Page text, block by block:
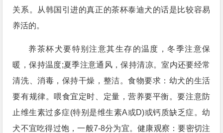
关系。从韩国引进的真正的茶杯泰迪犬的话是比较容易
养活的。
养茶杯犬要特别注意其生存的温度，冬季注意保
暖，保持温度;夏季注意通风，保持清凉。室内还要经常
清洗、消毒，保持干燥，整洁。食物要求：幼犬的生活
要有规律。喂食宜定时、定量，营养要平衡。要注意防
止维生素过多症(特别是维生素A或D)或钙质缺乏症。幼
犬不宜吃得过饱，一般7-8分为宜。健康观察：要密切注